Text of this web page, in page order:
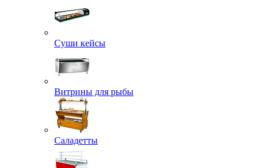
Суши кейсы
Витрины для рыбы
Саладетты